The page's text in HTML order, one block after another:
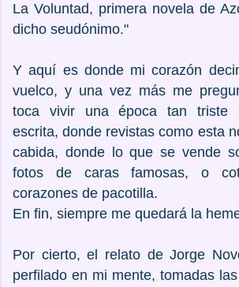
La Voluntad, primera novela de
dicho seudónimo."
Y aquí es donde mi corazón
vuelco, y una vez más me
toca vivir una época tan triste
escrita, donde revistas como esta
cabida, donde lo que se vende
fotos de caras famosas, o
corazones de pacotilla.
En fin, siempre me quedará la
Por cierto, el relato de Jorge
perfilado en mi mente, tomadas